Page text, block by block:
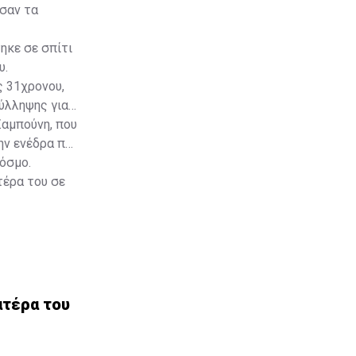
τα
σε σπίτι
31χρονου,
για
που
ενέδρα που
του σε
του